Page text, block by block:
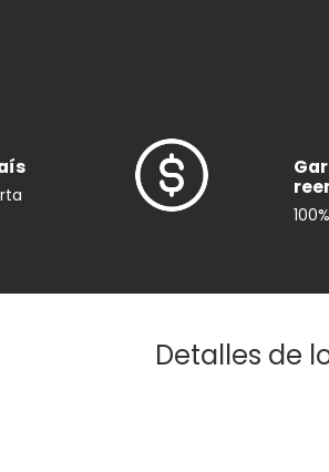
Detalles de